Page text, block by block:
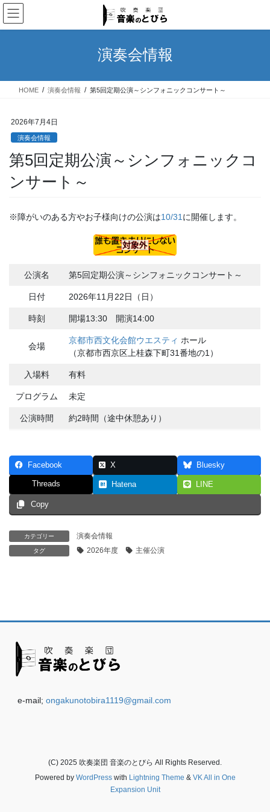
コ
ン
テ
ス
ナ
ビ
ゲ
ン
演奏会情報
HOME 演奏会情報 第5回定期公演～シンフォニックコンサート～
2026年7月4日
演奏会情報
第5回定期公演～シンフォニックコ
ンサート～
※障がいのある方やお子様向けの公演は10/31に開催します。
公演名 第5回定期公演～シンフォニックコンサート～
日付 2026年11月22日（日）
時刻 開場13:30 開演14:00
会場
京都市西文化会館ウエスティ ホール
（京都市西京区上桂森下町31番地の1）
入場料 有料
プログラム 未定
公演時間 約2時間（途中休憩あり）
Facebook X Bluesky
Threads Hatena LINE
Copy
カテゴリー 演奏会情報
タグ 2026年度 主催公演
e-mail; ongakunotobira1119@gmail.com
(C) 2025 吹奏楽団 音楽のとびら All Rights Reserved.
Powered by WordPresswith Lightning Theme & VK All in One
Expansion Unit